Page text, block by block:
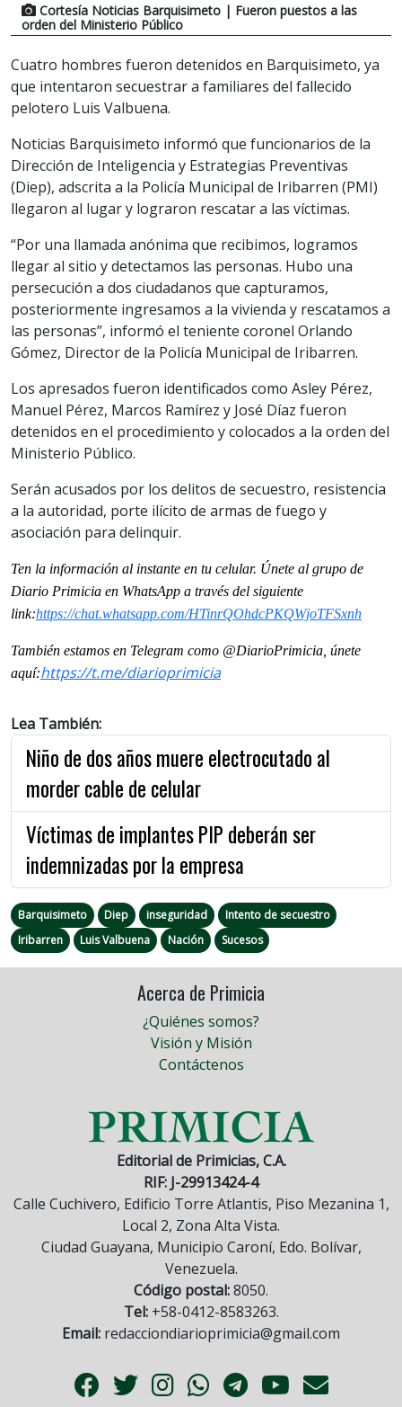
Cortesía Noticias Barquisimeto | Fueron puestos a las
orden del Ministerio Público
Cuatro hombres fueron detenidos en Barquisimeto, ya
que intentaron secuestrar a familiares del fallecido
pelotero Luis Valbuena.
Noticias Barquisimeto informó que funcionarios de la
Dirección de Inteligencia y Estrategias Preventivas
(Diep), adscrita a la Policía Municipal de Iribarren (PMI)
llegaron al lugar y lograron rescatar a las víctimas.
“Por una llamada anónima que recibimos, logramos
llegar al sitio y detectamos las personas. Hubo una
persecución a dos ciudadanos que capturamos,
posteriormente ingresamos a la vivienda y rescatamos a
las personas”, informó el teniente coronel Orlando
Gómez, Director de la Policía Municipal de Iribarren.
Los apresados fueron identificados como Asley Pérez,
Manuel Pérez, Marcos Ramírez y José Díaz fueron
detenidos en el procedimiento y colocados a la orden del
Ministerio Público.
Serán acusados por los delitos de secuestro, resistencia
a la autoridad, porte ilícito de armas de fuego y
asociación para delinquir.
Ten la información al instante en tu celular. Únete al grupo de
Diario Primicia en WhatsApp a través del siguiente
link:https://chat.whatsapp.com/HTinrQOhdcPKQWjoTFSxnh
También estamos en Telegram como @DiarioPrimicia, únete
aquí:https://t.me/diarioprimicia
Lea También:
Niño de dos años muere electrocutado al
morder cable de celular
Víctimas de implantes PIP deberán ser
indemnizadas por la empresa
Barquisimeto Diep inseguridad
Intento de secuestro
Iribarren
Luis Valbuena Nación Sucesos
Acerca de Primicia
¿Quiénes somos?
Visión y Misión
Contáctenos
Editorial de Primicias, C.A.
RIF: J-29913424-4
Calle Cuchivero, Edificio Torre Atlantis, Piso Mezanina 1,
Local 2, Zona Alta Vista.
Ciudad Guayana, Municipio Caroní, Edo. Bolívar,
Venezuela.
Código postal:8050.
Tel:+58-0412-8583263.
Email: redacciondiarioprimicia@gmail.com